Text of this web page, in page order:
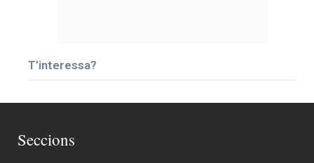
T’interessa?
Seccions